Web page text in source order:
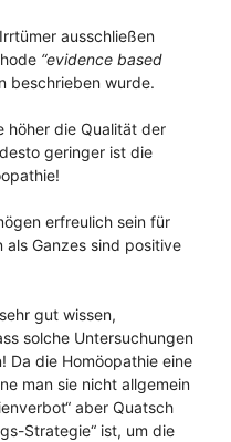
ausschließen
“evidence based
beschrieben wurde.
höher die Qualität der
geringer ist die
erfreulich sein für
als Ganzes sind positive
gut wissen,
solche Untersuchungen
Da die Homöopathie eine
man sie nicht allgemein
aber Quatsch
Strategie“ ist, um die